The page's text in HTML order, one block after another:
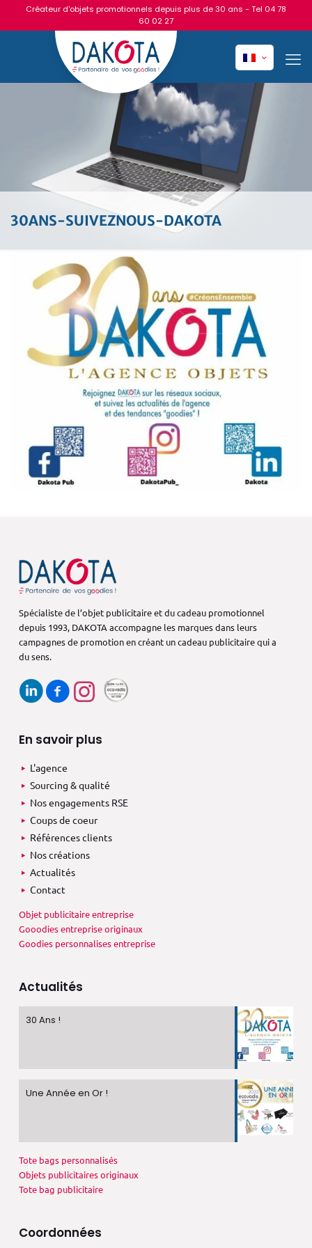
Créateur d'objets promotionnels depuis plus de 30 ans - Tel 04 78
60 02 27
30ANS-SUIVEZNOUS-DAKOTA
Spécialiste de l’objet publicitaire et du cadeau promotionnel
depuis 1993, DAKOTA accompagne les marques dans leurs
campagnes de promotion en créant un cadeau publicitaire qui a
du sens.
En savoir plus
L'agence
Sourcing & qualité
Nos engagements RSE
Coups de coeur
Références clients
Nos créations
Actualités
Contact
Objet publicitaire entreprise
Gooodies entreprise originaux
Goodies personnalises entreprise
Actualités
30 Ans !
Une Année en Or !
Tote bags personnalisés
Objets publicitaires originaux
Tote bag publicitaire
Coordonnées